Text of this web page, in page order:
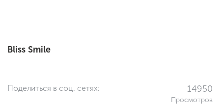
Bliss Smile
14950
Просмотров
Поделиться в соц. сетях: